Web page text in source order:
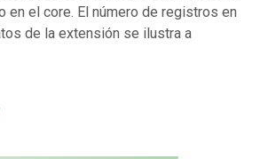
en el core. El número de registros en
de la extensión se ilustra a